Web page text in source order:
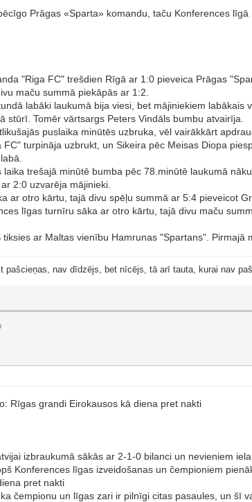
Prāgas «Sparta» komandu, taču Konferences līgā
"Riga FC" trešdien Rīgā ar 1:0 pieveica Prāgas
maču summā piekāpās ar 1:2.
labāki laukumā bija viesi, bet mājiniekiem
stūrī. Tomēr vārtsargs Peters Vindāls bumbu atvairīja.
puslaika minūtēs uzbruka, vēl vairākkārt
FC" turpināja uzbrukt, un Sikeira pēc Meisas Diopa
laika trešajā minūtē bumba pēc 78.minūtē laukumā
2:0 uzvarēja mājinieki.
ar otro kārtu, tajā divu spēļu summā ar 5:4 pieveicot
līgas turnīru sāka ar otro kārtu, tajā divu maču
ar Maltas vienību Hamrunas "Spartans". Pirmajā
pašcieņas, nav dīdzējs, bet nīcējs, tā arī tauta, kurai nav
Rīgas grandi Eirokausos kā diena pret nakti
izbraukumā sākās ar 2-1-0 bilanci un nevieniem
Konferences līgas izveidošanas un čempioniem
pret nakti
čempionu un līgas zari ir pilnīgi citas pasaules, un šī